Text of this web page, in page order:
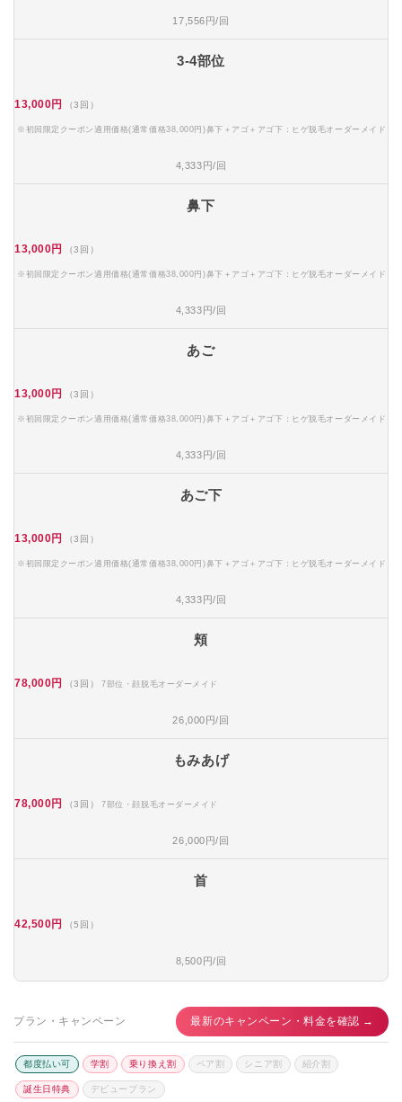
17,556円/回
3-4部位
13,000円 （3回）
※初回限定クーポン適用価格(通常価格38,000円)鼻下＋アゴ＋アゴ下：ヒゲ脱毛オーダーメイド
4,333円/回
鼻下
13,000円 （3回）
※初回限定クーポン適用価格(通常価格38,000円)鼻下＋アゴ＋アゴ下：ヒゲ脱毛オーダーメイド
4,333円/回
あご
13,000円 （3回）
※初回限定クーポン適用価格(通常価格38,000円)鼻下＋アゴ＋アゴ下：ヒゲ脱毛オーダーメイド
4,333円/回
あご下
13,000円 （3回）
※初回限定クーポン適用価格(通常価格38,000円)鼻下＋アゴ＋アゴ下：ヒゲ脱毛オーダーメイド
4,333円/回
頬
78,000円 （3回） 7部位・顔脱毛オーダーメイド
26,000円/回
もみあげ
78,000円 （3回） 7部位・顔脱毛オーダーメイド
26,000円/回
首
42,500円 （5回）
8,500円/回
プラン・キャンペーン 最新のキャンペーン・料金を確認 →
都度払い可 学割 乗り換え割 ペア割 シニア割 紹介割
誕生日特典 デビュープラン